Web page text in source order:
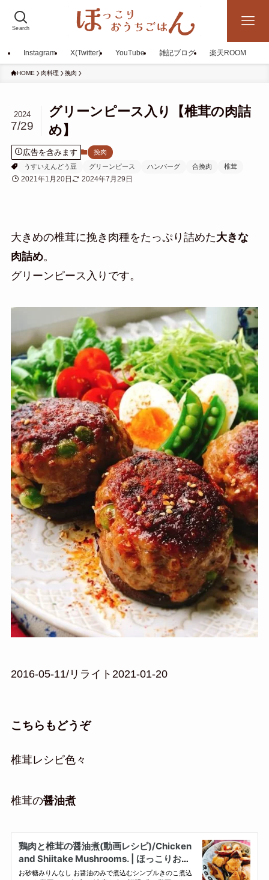
Search
Instagram X(Twitter) YouTube 雑記ブログ 楽天ROOM
HOME 肉料理 挽肉
グリーンピース入り【椎茸の肉詰
め】
2024
7/29
広告を含みます
挽肉
うすいえんどう豆
グリーンピース ハンバーグ 合挽肉 椎茸
2021年1月20日 2024年7月29日
大きめの椎茸に挽き肉種をたっぷり詰めた大きな
肉詰め。
グリーンピース入りです。
2016-05-11/リライト2021-01-20
こちらもどうぞ
椎茸レシピ色々
椎茸の醤油煮